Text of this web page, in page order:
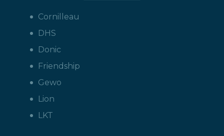
Cornilleau
DHS
Donic
Friendship
Gewo
Lion
LKT